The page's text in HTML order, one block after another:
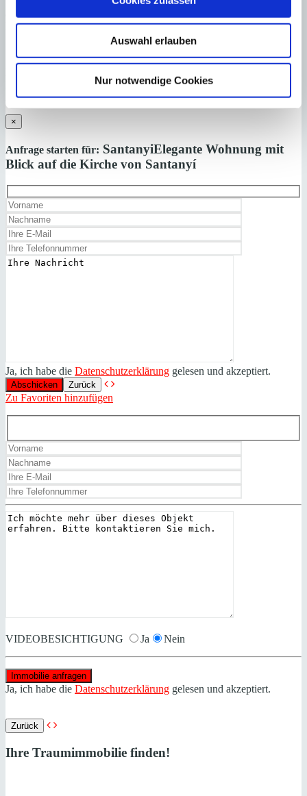
Auswahl erlauben
Nur notwendige Cookies
angegebenen Preise enthalten nicht die vom Käufer zu tragenden
Nebenkosten wie Steuern, Notar-, Grundbuch- und Gestoriakosten.
Minkner & Bonitz herunter.
Auf 124 Seiten finden Sie die aktuellen Immobilien-Angebote.
×
Anfrage starten für: SantanyiElegante Wohnung mit
Blick auf die Kirche von Santanyí
Ja, ich habe die Datenschutzerklärung gelesen und akzeptiert.
Zurück
Zu Favoriten hinzufügen
VIDEOBESICHTIGUNG Ja Nein
Ja, ich habe die Datenschutzerklärung gelesen und akzeptiert.
Zurück
Ihre Traumimmobilie finden!